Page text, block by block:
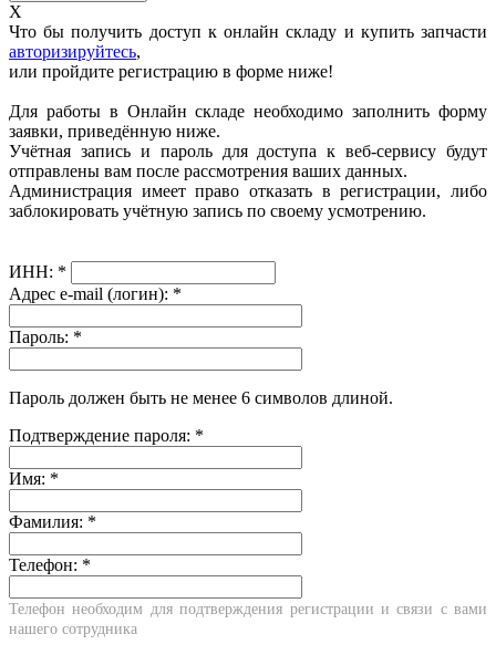
X
Что бы получить доступ к онлайн складу и купить запчасти
авторизируйтесь,
или пройдите регистрацию в форме ниже!
Для работы в Онлайн складе необходимо заполнить форму
заявки, приведённую ниже.
Учётная запись и пароль для доступа к веб-сервису будут
отправлены вам после рассмотрения ваших данных.
Администрация имеет право отказать в регистрации, либо
заблокировать учётную запись по своему усмотрению.
ИНН: *
Адрес e-mail (логин): *
Пароль: *
Пароль должен быть не менее 6 символов длиной.
Подтверждение пароля: *
Имя: *
Фамилия: *
Телефон: *
Телефон необходим для подтверждения регистрации и связи с вами
нашего сотрудника